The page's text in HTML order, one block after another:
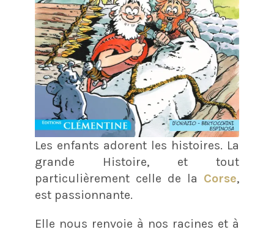
Les enfants adorent les histoires. La
grande Histoire, et tout
particulièrement celle de la Corse,
est passionnante.
Elle nous renvoie à nos racines et à